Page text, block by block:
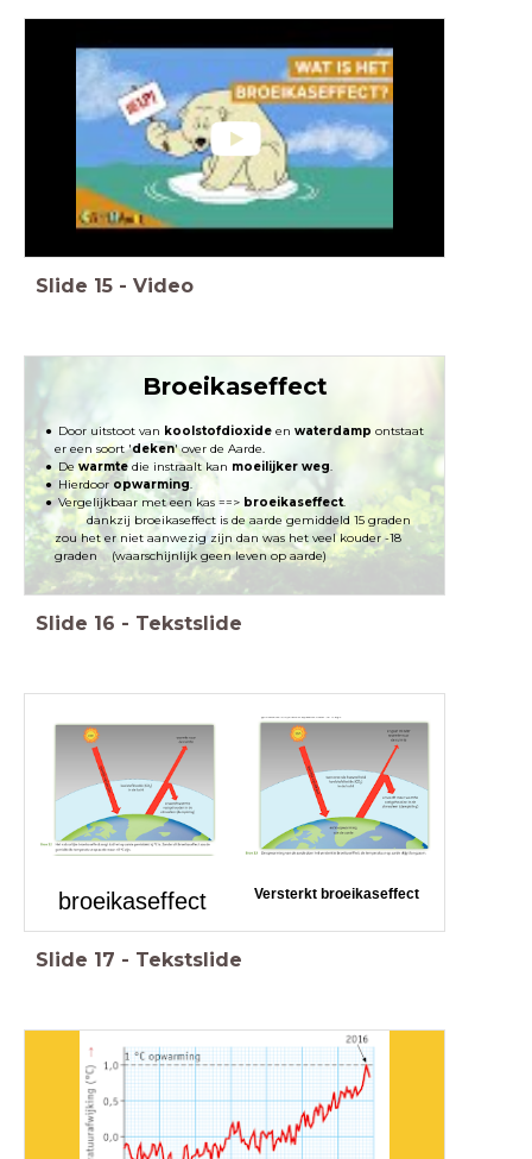
Slide 15 - Video
Broeikaseffect
Door uitstoot van koolstofdioxide en waterdamp ontstaat
er een soort 'deken' over de Aarde.
Dewarmte die instraalt kan moeilijker weg
Hierdoor opwarming
Vergelijkbaar met een kas ==> broeikaseffect.
dankzij broeikaseffect is de aarde gemiddeld 15 graden
zou het er niet aanwezig zijn dan was het veel kouder -18
graden (waarschijnlijk geen leven op aarde)
Slide 16 - Tekstslide
broeikaseffect Versterkt broeikaseffect
Slide 17 - Tekstslide